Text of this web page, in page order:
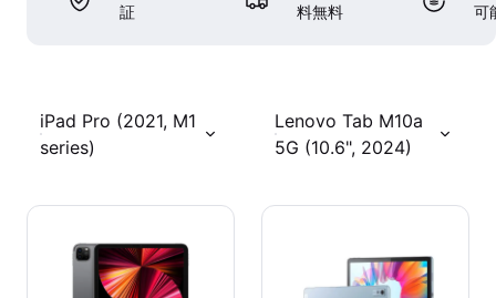
証
料無料
可
iPad Pro (2021, M1
series)
Lenovo Tab M10a
5G (10.6", 2024)